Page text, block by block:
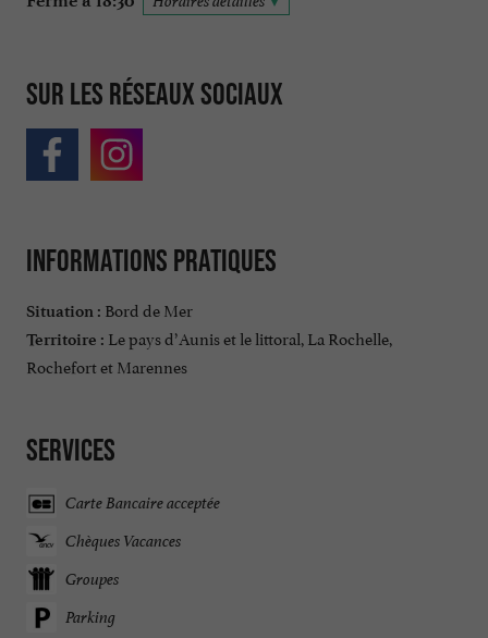
Sur les réseaux sociaux
Informations pratiques
Situation : Bord de Mer
Territoire : Le pays d’Aunis et le littoral, La Rochelle,
Rochefort et Marennes
Services
Carte Bancaire acceptée
Chèques Vacances
Groupes
Parking